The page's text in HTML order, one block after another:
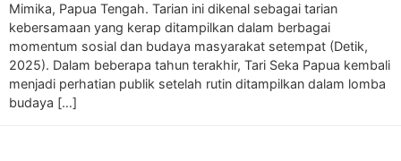
Mimika, Papua Tengah. Tarian ini dikenal sebagai tarian
kebersamaan yang kerap ditampilkan dalam berbagai
momentum sosial dan budaya masyarakat setempat (Detik,
2025). Dalam beberapa tahun terakhir, Tari Seka Papua kembali
menjadi perhatian publik setelah rutin ditampilkan dalam lomba
budaya […]